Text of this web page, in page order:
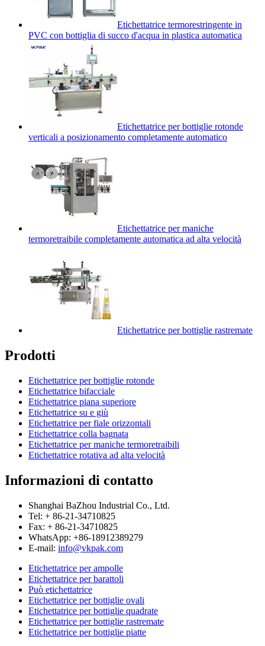
Etichettatrice termorestringente in
PVC con bottiglia di succo d'acqua in plastica automatica
Etichettatrice per bottiglie rotonde
verticali a posizionamento completamente automatico
Etichettatrice per maniche
termoretraibile completamente automatica ad alta velocità
Etichettatrice per bottiglie rastremate
Prodotti
Etichettatrice per bottiglie rotonde
Etichettatrice bifacciale
Etichettatrice piana superiore
Etichettatrice su e giù
Etichettatrice per fiale orizzontali
Etichettatrice colla bagnata
Etichettatrice per maniche termoretraibili
Etichettatrice rotativa ad alta velocità
Informazioni di contatto
Shanghai BaZhou Industrial Co., Ltd.
Tel: + 86-21-34710825
Fax: + 86-21-34710825
WhatsApp: +86-18912389279
E-mail: info@vkpak.com
Etichettatrice per ampolle
Etichettatrice per barattoli
Può etichettatrice
Etichettatrice per bottiglie ovali
Etichettatrice per bottiglie quadrate
Etichettatrice per bottiglie rastremate
Etichettatrice per bottiglie piatte